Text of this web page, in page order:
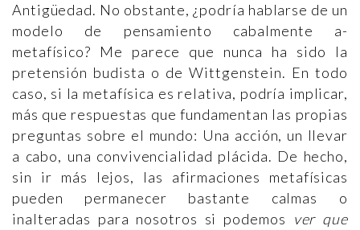
Antigüedad. No obstante, ¿podría hablarse de un
modelo de pensamiento cabalmente a-
metafísico? Me parece que nunca ha sido la
pretensión budista o de Wittgenstein. En todo
caso, si la metafísica es relativa, podría implicar,
más que respuestas que fundamentan las propias
preguntas sobre el mundo: Una acción, un llevar
a cabo, una convivencialidad plácida. De hecho,
sin ir más lejos, las afirmaciones metafísicas
pueden permanecer bastante calmas o
inalteradas para nosotros si podemos ver que